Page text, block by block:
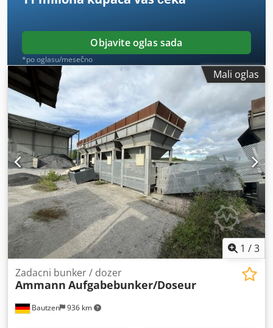
Objavite oglas sada
*po oglasu/mesečno
Mali oglas
1 /3
Bautzen 936 km
Zadacni bunker / dozer
Ammann Aufgabebunker/Doseur